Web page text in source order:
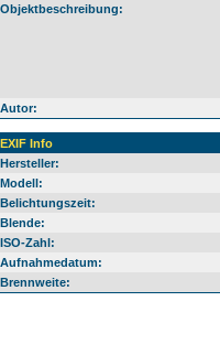
Objektbeschreibung:
Autor:
EXIF Info
Hersteller:
Modell:
Belichtungszeit:
Blende:
ISO-Zahl:
Aufnahmedatum:
Brennweite: